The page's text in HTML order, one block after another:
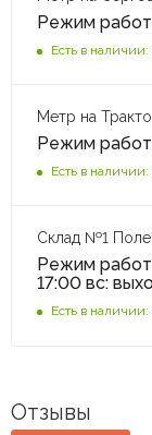
Режим
Есть в наличии:
Метр на
Режим
Есть в наличии:
Склад №1
Режим
17:00 вс:
Есть в
Отзывы